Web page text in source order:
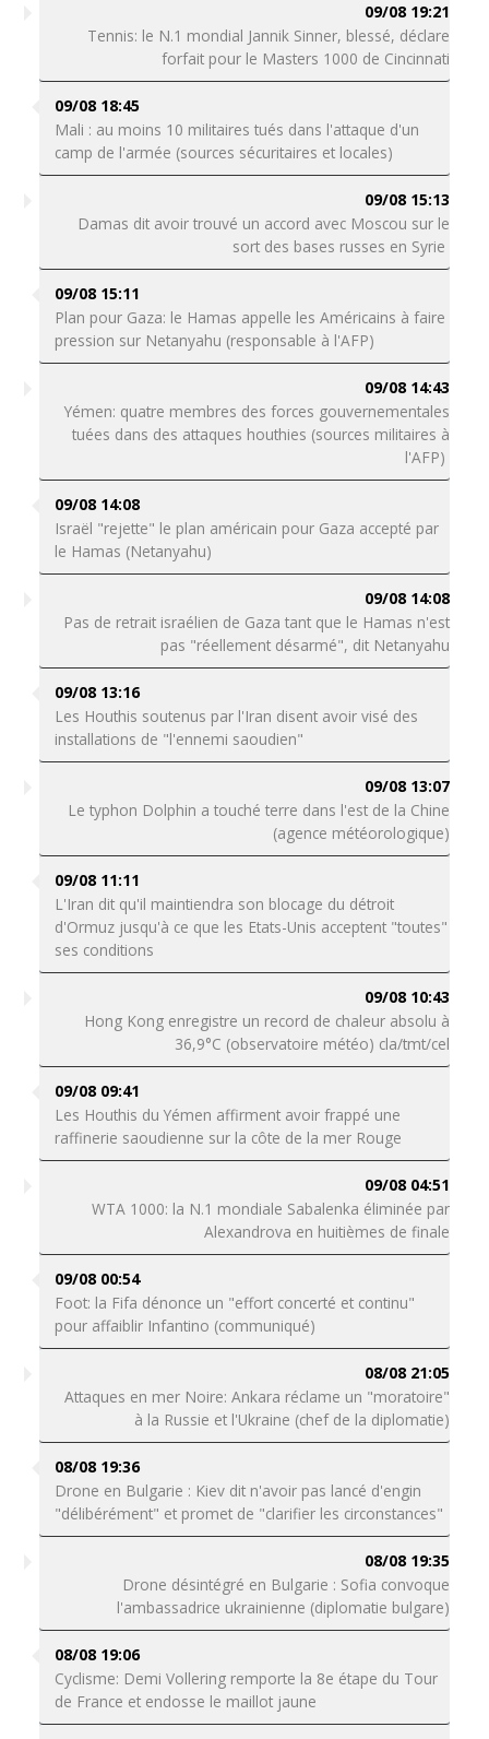
09/08 19:21
Tennis: le N.1 mondial Jannik Sinner, blessé, déclare
forfait pour le Masters 1000 de Cincinnati
09/08 18:45
Mali : au moins 10 militaires tués dans l'attaque d'un
camp de l'armée (sources sécuritaires et locales)
09/08 15:13
Damas dit avoir trouvé un accord avec Moscou sur le
sort des bases russes en Syrie
09/08 15:11
Plan pour Gaza: le Hamas appelle les Américains à faire
pression sur Netanyahu (responsable à l'AFP)
09/08 14:43
Yémen: quatre membres des forces gouvernementales
tuées dans des attaques houthies (sources militaires à
l'AFP)
09/08 14:08
Israël "rejette" le plan américain pour Gaza accepté par
le Hamas (Netanyahu)
09/08 14:08
Pas de retrait israélien de Gaza tant que le Hamas n'est
pas "réellement désarmé", dit Netanyahu
09/08 13:16
Les Houthis soutenus par l'Iran disent avoir visé des
installations de "l'ennemi saoudien"
09/08 13:07
Le typhon Dolphin a touché terre dans l'est de la Chine
(agence météorologique)
09/08 11:11
L'Iran dit qu'il maintiendra son blocage du détroit
d'Ormuz jusqu'à ce que les Etats-Unis acceptent "toutes"
ses conditions
09/08 10:43
Hong Kong enregistre un record de chaleur absolu à
36,9°C (observatoire météo) cla/tmt/cel
09/08 09:41
Les Houthis du Yémen affirment avoir frappé une
raffinerie saoudienne sur la côte de la mer Rouge
09/08 04:51
WTA 1000: la N.1 mondiale Sabalenka éliminée par
Alexandrova en huitièmes de finale
09/08 00:54
Foot: la Fifa dénonce un "effort concerté et continu"
pour affaiblir Infantino (communiqué)
08/08 21:05
Attaques en mer Noire: Ankara réclame un "moratoire"
à la Russie et l'Ukraine (chef de la diplomatie)
08/08 19:36
Drone en Bulgarie : Kiev dit n'avoir pas lancé d'engin
"délibérément" et promet de "clarifier les circonstances"
08/08 19:35
Drone désintégré en Bulgarie : Sofia convoque
l'ambassadrice ukrainienne (diplomatie bulgare)
08/08 19:06
Cyclisme: Demi Vollering remporte la 8e étape du Tour
de France et endosse le maillot jaune